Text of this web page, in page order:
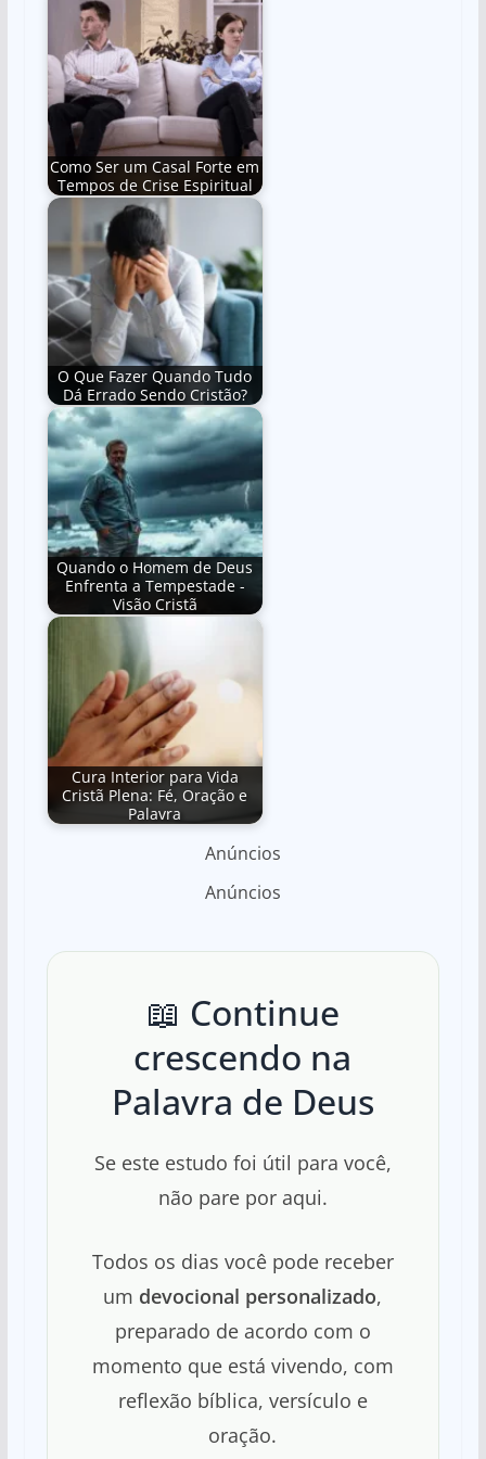
Como Ser um Casal Forte em
Tempos de Crise Espiritual
O Que Fazer Quando Tudo
Dá Errado Sendo Cristão?
Quando o Homem de Deus
Enfrenta a Tempestade -
Visão Cristã
Cura Interior para Vida
Cristã Plena: Fé, Oração e
Palavra
Anúncios
Anúncios
📖 Continue
crescendo na
Palavra de Deus
Se este estudo foi útil para você,
não pare por aqui.
Todos os dias você pode receber
um devocional personalizado,
preparado de acordo com o
momento que está vivendo, com
reflexão bíblica, versículo e
oração.